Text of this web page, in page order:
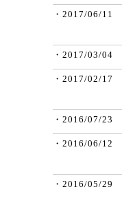
・2017/06/11
・2017/03/04
・2017/02/17
・2016/07/23
・2016/06/12
・2016/05/29